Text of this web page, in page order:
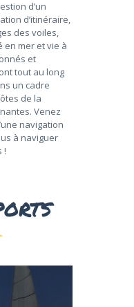
d’un
d’itinéraire,
des voiles,
en mer et vie à
et
tout au long
un cadre
de la
Venez
navigation
à naviguer
!
navigation